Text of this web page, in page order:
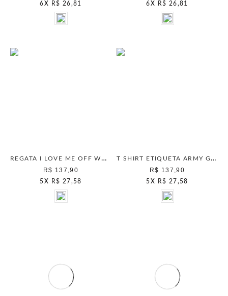
6 X R$ 26,81 6 X R$ 26,81
REGATA I LOVE ME OFF WHITE
R$ 137,90
5 X R$ 27,58
T SHIRT ETIQUETA ARMY GREEN
R$ 137,90
5 X R$ 27,58